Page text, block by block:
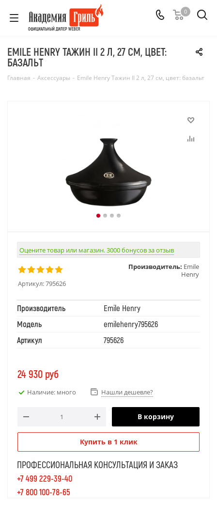
ОФИЦИАЛЬНЫЙ ДИЛЕР WEBER
0
EMILE HENRY ТАЖИН II 2 Л, 27 СМ, ЦВЕТ:
БАЗАЛЬТ
Главная - Аксессуары - Emile Henry Тажин II 2 л, 27 см, цвет: базальт
Оцените товар или магазин. 3000 бонусов за отзыв
Артикул:795626
Производитель: Emile
Henry
Производитель
Emile Henry
Модель
emilehenry795626
Артикул
795626
24 930 руб
Наличие: много Нашли дешевле?
В корзину
Купить в 1 клик
ПРОФЕССИОНАЛЬНАЯ КОНСУЛЬТАЦИЯ И ЗАКАЗ
+7 499 229-39-40
+7 800 100-78-65